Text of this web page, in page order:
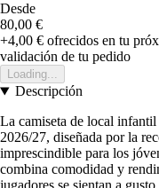
Desde
80,00 €
+4,00 € ofrecidos en tu
validación de tu pedido
Loading...
Descripción
La camiseta de local infantil
2026/27, diseñada por la
imprescindible para los
combina comodidad y